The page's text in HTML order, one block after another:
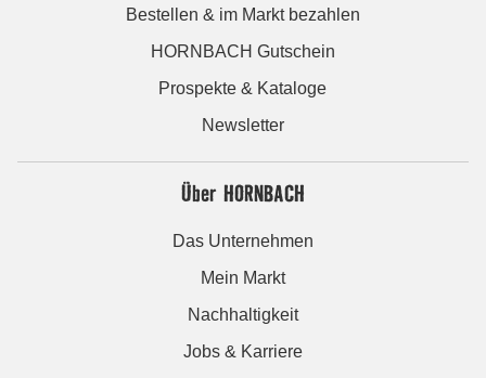
Bestellen & im Markt bezahlen
HORNBACH Gutschein
Prospekte & Kataloge
Newsletter
Über HORNBACH
Das Unternehmen
Mein Markt
Nachhaltigkeit
Jobs & Karriere